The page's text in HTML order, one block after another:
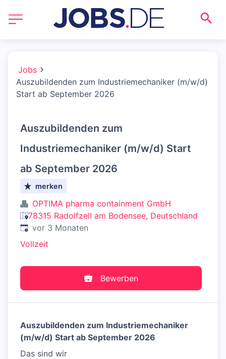
Jobs
Auszubildenden zum Industriemechaniker (m/w/d)
Start ab September 2026
Auszubildenden zum
Industriemechaniker (m/w/d) Start
ab September 2026
merken
OPTIMA pharma containment GmbH
78315 Radolfzell am Bodensee, Deutschland
Veröffentlicht:
vor 3 Monaten
Vollzeit
Bewerben
Auszubildenden zum Industriemechaniker
(m/w/d) Start ab September 2026
Das sind wir